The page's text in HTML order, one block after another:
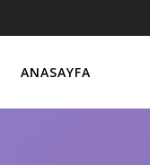
ANASAYFA